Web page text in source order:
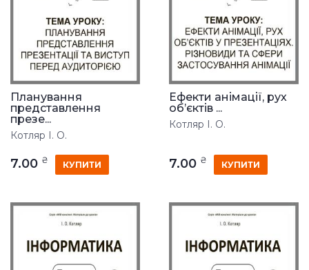
Планування
представлення
презе...
Котляр І. О.
7.00 ₴ КУПИТИ
Ефекти анімації, рух
об’єктів ...
Котляр І. О.
7.00 ₴ КУПИТИ